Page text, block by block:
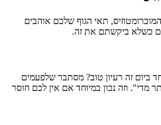
תאי הגוף שלכם אוהבים
כשלא ביקשתם את זה.
ביום זה רעיון טוב? מסתבר שלפעמים
מדי". וזה נכון במיוחד אם אין לכם חוסר